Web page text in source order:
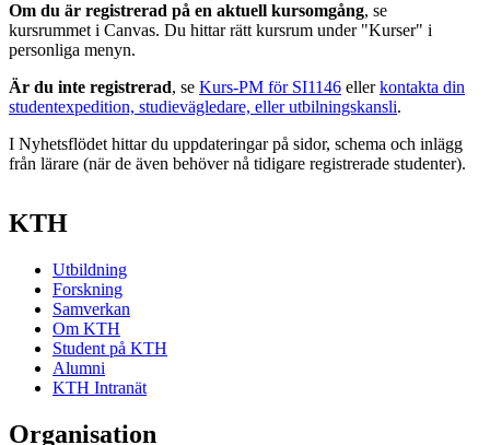
Om du är registrerad på en aktuell kursomgång, se
kursrummet i Canvas. Du hittar rätt kursrum under "Kurser" i
personliga menyn.
Är du inte registrerad, se Kurs-PM för SI1146 ellerkontakta din
studentexpedition, studievägledare, eller utbilningskansli.
I Nyhetsflödet hittar du uppdateringar på sidor, schema och inlägg
från lärare (när de även behöver nå tidigare registrerade studenter).
KTH
Utbildning
Forskning
Samverkan
Om KTH
Student på KTH
Alumni
KTH Intranät
Organisation